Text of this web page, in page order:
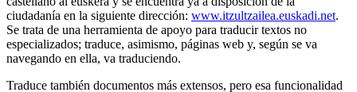
ciudadanía en la siguiente dirección: www.itzultzailea.euskadi.net.
Se trata de una herramienta de apoyo para traducir textos no
especializados; traduce, asimismo, páginas web y, según se va
navegando en ella, va traduciendo.
Traduce también documentos más extensos, pero esa funcionalidad